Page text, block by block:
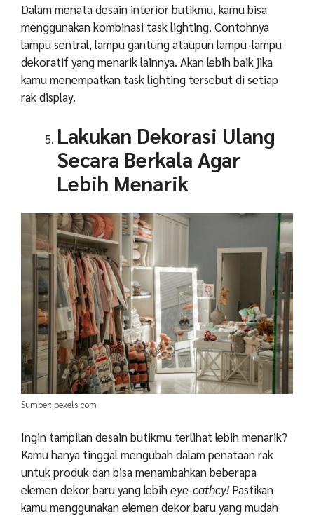
Dalam menata desain interior butikmu, kamu bisa
menggunakan kombinasi task lighting. Contohnya
lampu sentral, lampu gantung ataupun lampu-lampu
dekoratif yang menarik lainnya. Akan lebih baik jika
kamu menempatkan task lighting tersebut di setiap
rak display.
Lakukan Dekorasi Ulang
Secara Berkala Agar
Lebih Menarik
Sumber: pexels.com
Ingin tampilan desain butikmu terlihat lebih menarik?
Kamu hanya tinggal mengubah dalam penataan rak
untuk produk dan bisa menambahkan beberapa
elemen dekor baru yang lebiheye-cathcy!Pastikan
kamu menggunakan elemen dekor baru yang mudah